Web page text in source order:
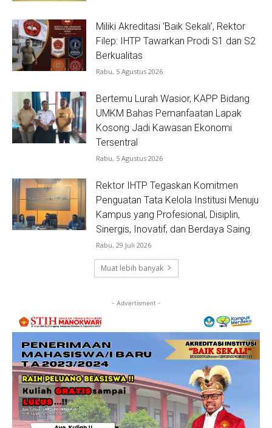
Miliki Akreditasi ‘Baik Sekali’, Rektor
Filep: IHTP Tawarkan Prodi S1 dan S2
Berkualitas
Rabu, 5 Agustus 2026
Bertemu Lurah Wasior, KAPP Bidang
UMKM Bahas Pemanfaatan Lapak
Kosong Jadi Kawasan Ekonomi
Tersentral
Rabu, 5 Agustus 2026
Rektor IHTP Tegaskan Komitmen
Penguatan Tata Kelola Institusi Menuju
Kampus yang Profesional, Disiplin,
Sinergis, Inovatif, dan Berdaya Saing
Rabu, 29 Juli 2026
Muat lebih banyak
- Advertisment -